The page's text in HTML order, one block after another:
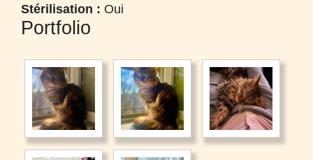
Stérilisation : Oui
Portfolio